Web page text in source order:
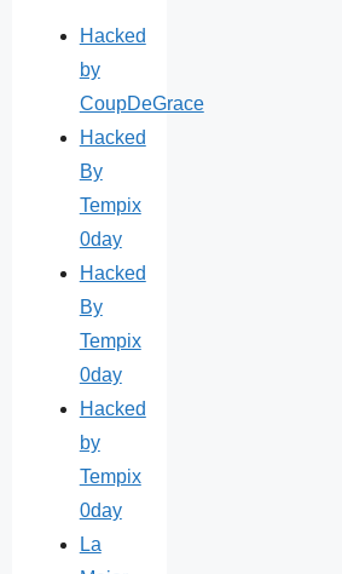
Hacked
by
CoupDeGrace
Hacked
By
Tempix
0day
Hacked
By
Tempix
0day
Hacked
by
Tempix
0day
La